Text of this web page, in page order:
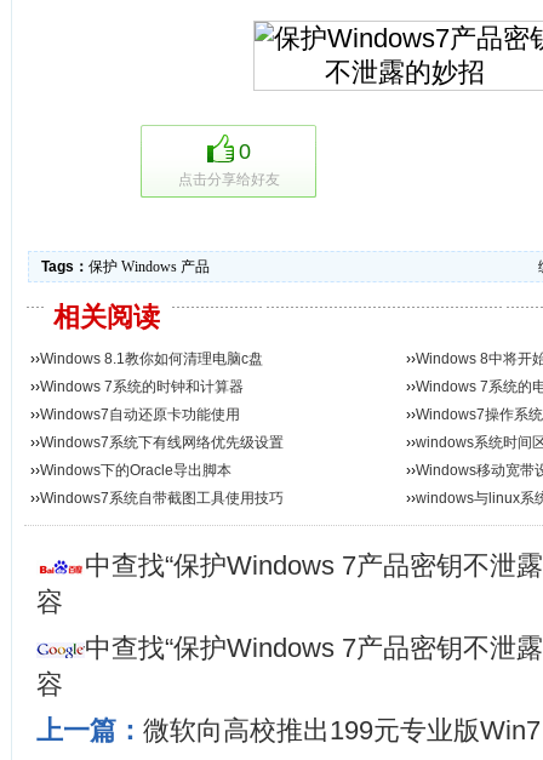
0
点击分享给好友
Tags： 保护 Windows 产品
相关阅读
››Windows 8.1教你如何清理电脑c盘 ››Windows 8中将开
››Windows 7系统的时钟和计算器 ››Windows 7系统的
››Windows7自动还原卡功能使用 ››Windows7操作系
››Windows7系统下有线网络优先级设置 ››windows系统时间
››Windows下的Oracle导出脚本 ››Windows移动宽带
››Windows7系统自带截图工具使用技巧 ››windows与linux系
中查找“保护Windows 7产品密钥不泄
容
中查找“保护Windows 7产品密钥不泄
容
上一篇： 微软向高校推出199元专业版